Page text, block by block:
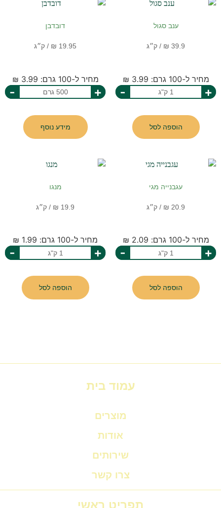
ענב סגול
מחיר ל-100 גרם: 3.99 ₪
+
-
הוספה לסל
דובדבן
מחיר ל-100 גרם: 3.99 ₪
+
-
מידע נוסף
עגבנייה מגי
מחיר ל-100 גרם: 2.09 ₪
+
-
הוספה לסל
מנגו
מחיר ל-100 גרם: 1.99 ₪
+
-
הוספה לסל
עמוד בית
מוצרים
אודות
שירותים
צרו קשר
תפריט ראשי